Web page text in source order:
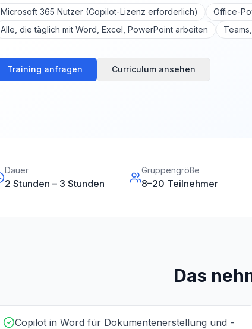
Microsoft 365 Nutzer (Copilot-Lizenz erforderlich) Office-
Alle, die täglich mit Word, Excel, PowerPoint arbeiten
Training anfragen Curriculum ansehen
Dauer
2 Stunden – 3 Stunden
Gruppengröße
8–20 Teilnehmer
Das
Copilot in Word für Dokumentenerstellung und -